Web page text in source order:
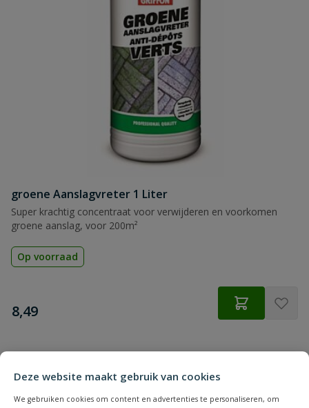
Deze website maakt gebruik van cookies
We gebruiken cookies om content en advertenties te personaliseren, om
groene Aanslagvreter 1 Liter
Super krachtig concentraat voor verwijderen en voorkomen
groene aanslag, voor 200m²
Op voorraad
€
8,49
1product Toon